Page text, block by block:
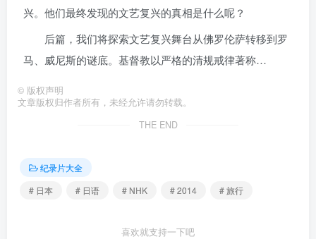
兴。他们最终发现的文艺复兴的真相是什么呢？
后篇，我们将探索文艺复兴舞台从佛罗伦萨转移到罗
马、威尼斯的谜底。基督教以严格的清规戒律著称…
© 版权声明
文章版权归作者所有，未经允许请勿转载。
THE END
纪录片大全
# 日本
# 日语 # NHK # 2014 # 旅行
喜欢就支持一下吧